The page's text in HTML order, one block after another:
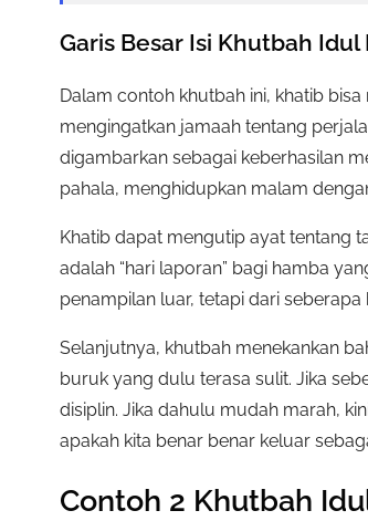
Garis Besar Isi Khutbah
Dalam contoh khutbah ini, khatib
mengingatkan jamaah tentang
digambarkan sebagai keberhasilan
pahala, menghidupkan malam
Khatib dapat mengutip ayat tentang
adalah “hari laporan” bagi hamba
penampilan luar, tetapi dari
Selanjutnya, khutbah menekankan
buruk yang dulu terasa sulit. Jika
disiplin. Jika dahulu mudah marah,
apakah kita benar benar keluar
Contoh 2 Khutbah